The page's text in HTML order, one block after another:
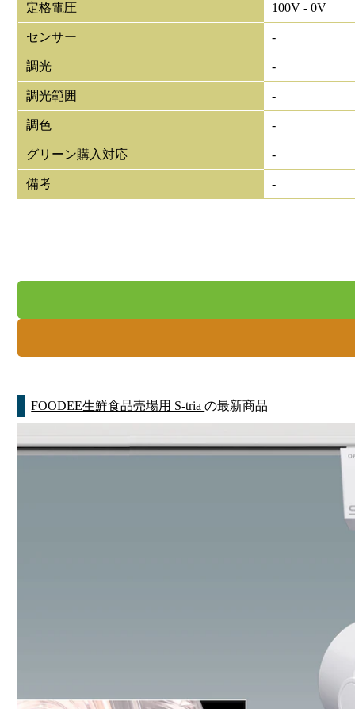
定格電圧 100V - 0V
センサー -
調光 -
調光範囲 -
調色 -
グリーン購入対応 -
備考 -
FOODEE生鮮食品売場用 S-triaの最新商品